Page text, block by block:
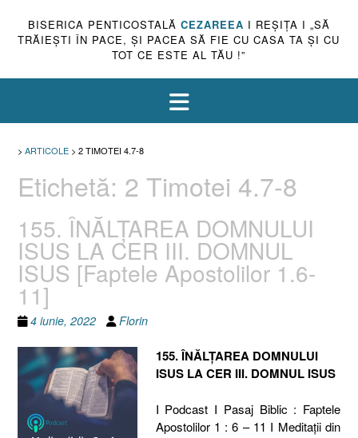
BISERICA PENTICOSTALĂ CEZAREEA I REŞIŢA I „SĂ
TRĂIEŞTI ÎN PACE, ŞI PACEA SĂ FIE CU CASA TA ŞI CU
TOT CE ESTE AL TĂU !”
> ARTICOLE > 2 TIMOTEI 4.7-8
Etichetă: 2 Timotei 4.7-8
155. ÎNĂLŢAREA DOMNULUI
ISUS LA CER III. DOMNUL
ISUS [Faptele Apostolilor 1.6-
11]
4 iunie, 2022 Florin
155. ÎNĂLŢAREA DOMNULUI
ISUS LA CER III. DOMNUL ISUS
I Podcast I Pasaj Biblic : Faptele
Apostolilor 1 : 6 – 11 I Meditaţii din